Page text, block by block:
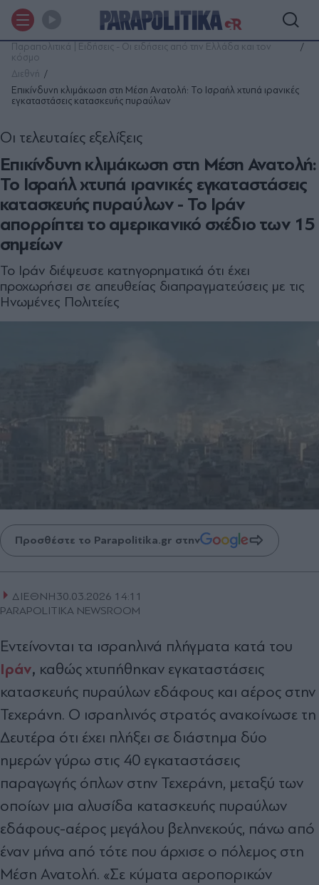
Παραπολιτικά | Ειδήσεις - Οι ειδήσεις από την Ελλάδα και τον
κόσμο
Διεθνή
Επικίνδυνη κλιμάκωση στη Μέση Ανατολή: To Iσραήλ χτυπά ιρανικές
εγκαταστάσεις κατασκευής πυραύλων
Επικίνδυνη κλιμάκωση στη Μέση Ανατολή:
To Iσραήλ χτυπά ιρανικές εγκαταστάσεις
κατασκευής πυραύλων - Το Ιράν
απορρίπτει το αμερικανικό σχέδιο των 15
σημείων
Οι τελευταίες εξελίξεις
Το Ιράν διέψευσε κατηγορηματικά ότι έχει
προχωρήσει σε απευθείας διαπραγματεύσεις με τις
Ηνωμένες Πολιτείες
Προσθέστε το Parapolitika.gr στην
ΔΙΕΘΝΗ30.03.2026 14:11
PARAPOLITIKA NEWSROOM
Εντείνονται τα ισραηλινά πλήγματα κατά του
Ιράν, καθώς χτυπήθηκαν εγκαταστάσεις
κατασκευής πυραύλων εδάφους και αέρος στην
Τεχεράνη. Ο ισραηλινός στρατός ανακοίνωσε τη
Δευτέρα ότι έχει πλήξει σε διάστημα δύο
ημερών γύρω στις 40 εγκαταστάσεις
παραγωγής όπλων στην Τεχεράνη, μεταξύ των
οποίων μια αλυσίδα κατασκευής πυραύλων
εδάφους-αέρος μεγάλου βεληνεκούς, πάνω από
έναν μήνα από τότε που άρχισε ο πόλεμος στη
Μέση Ανατολή. «Σε κύματα αεροπορικών